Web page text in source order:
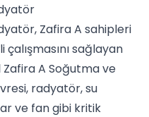
Zafira A sahipleri
sağlayan
A Soğutma ve
radyatör, su
ve fan gibi kritik